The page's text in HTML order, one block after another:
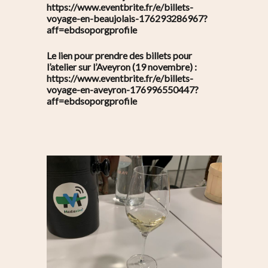
https://www.eventbrite.fr/e/billets-
voyage-en-beaujolais-176293286967?
aff=ebdsoporgprofile
Le lien pour prendre des billets pour
l’atelier sur l’Aveyron (19 novembre) :
https://www.eventbrite.fr/e/billets-
voyage-en-aveyron-176996550447?
aff=ebdsoporgprofile
S’informer
Au quotidien
Commerces
Histoire
Immobilier
Se régaler
Bars et cafés
Restos
Street food
Se bouger
Agenda
Par quartier